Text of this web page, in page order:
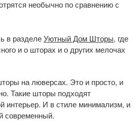
необычно по сравнению с
в разделеУютный Дом Шторы, где
и о шторах и о других мелочах
на люверсах. Это и просто, и
Такие шторы подходят
интерьер. И в стиле минимализм, и
современный.